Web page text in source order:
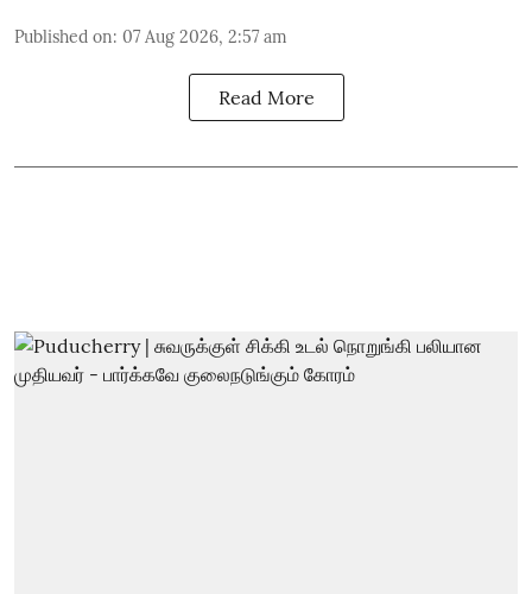
Published on: 07 Aug 2026, 2:57 am
Read More